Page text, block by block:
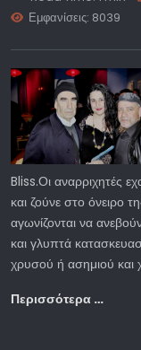
Εμφανίσεις: 8039
Bliss.Οι αναρριχητές
και ζούνε στο όνειρο
αγωνίζονται να
και γλυπτά
χρυσού ή ασημιού και
Περισσότερα …